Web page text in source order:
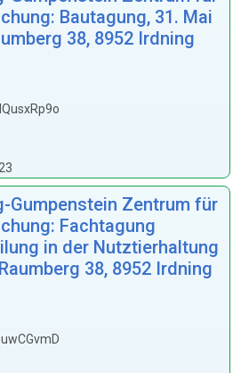
Bautagung, 31. Mai
38, 8952 Irdning
Gumpenstein Zentrum für
Fachtagung
in der Nutztierhaltung
38, 8952 Irdning